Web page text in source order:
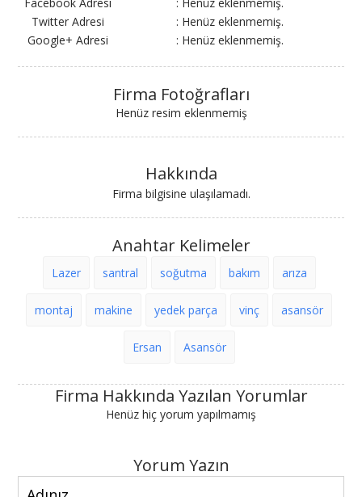
Twitter Adresi
: Henüz eklenmemiş.
Google+ Adresi
: Henüz eklenmemiş.
Firma Fotoğrafları
Henüz resim eklenmemiş
Hakkında
Firma bilgisine ulaşılamadı.
Anahtar Kelimeler
Lazer santral soğutma bakım arıza
montaj makine yedek parça vinç asansör
Ersan Asansör
Firma Hakkında Yazılan Yorumlar
Henüz hiç yorum yapılmamış
Yorum Yazın